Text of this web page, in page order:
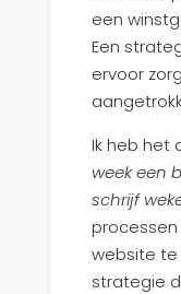
een
Een
ervoor
Ik heb het
week een
schrijf
website te
strategie